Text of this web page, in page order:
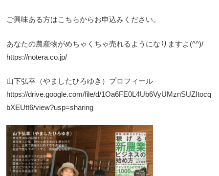
ご興味ある方はこちらからお申込みください。
あなたの農産物がめちゃくちゃ売れるようになりますよ(^^)/
https://notera.co.jp/
山下弘幸（やましたひろゆき）プロフィール
https://drive.google.com/file/d/1Oa6FE0L4Ub6VyUMznSUZItocq
bXEUtt6/view?usp=sharing